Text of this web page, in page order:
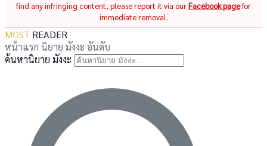
find any infringing content, please report it via ourFacebook pagefor
immediate removal.
MOST READER
หน้าแรก นิยาย มังงะ อันดับ
ค้นหานิยาย มังงะ